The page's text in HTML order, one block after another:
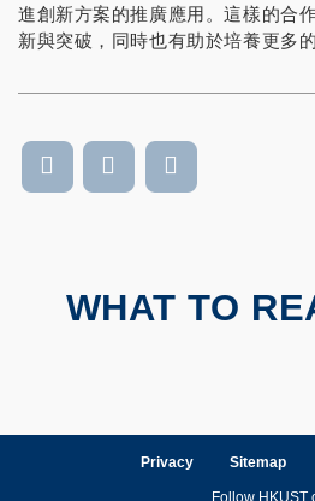
進創新方案的推廣應用。這樣的合
新與突破，同時也有助於培養更多
WHAT TO
Privacy Sitemap
Follow HKUST